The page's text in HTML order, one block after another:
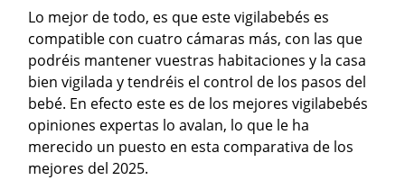
Lo mejor de todo, es que este vigilabebés es
compatible con cuatro cámaras más, con las que
podréis mantener vuestras habitaciones y la casa
bien vigilada y tendréis el control de los pasos del
bebé. En efecto este es de los mejores vigilabebés
opiniones expertas lo avalan, lo que le ha
merecido un puesto en esta comparativa de los
mejores del 2025.